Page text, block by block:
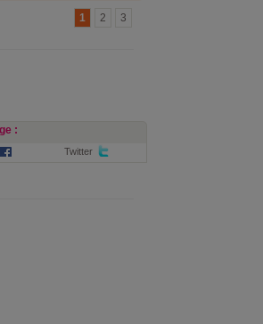
3
2
1
:
Twitter